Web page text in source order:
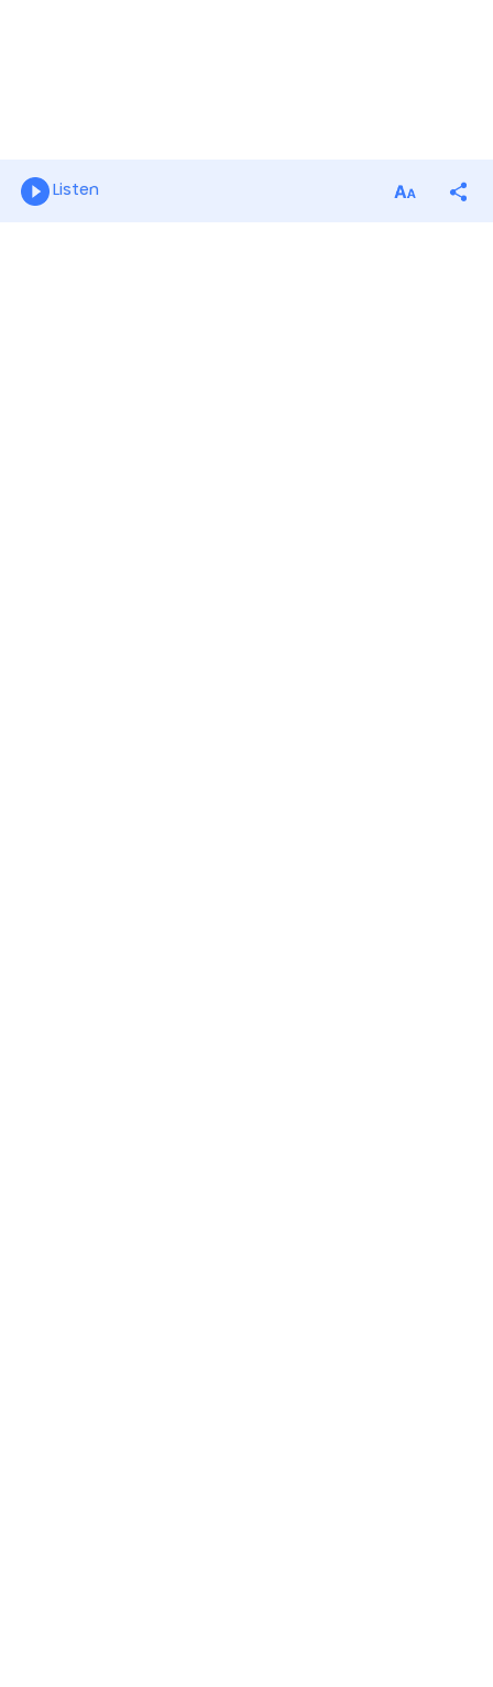
Listen